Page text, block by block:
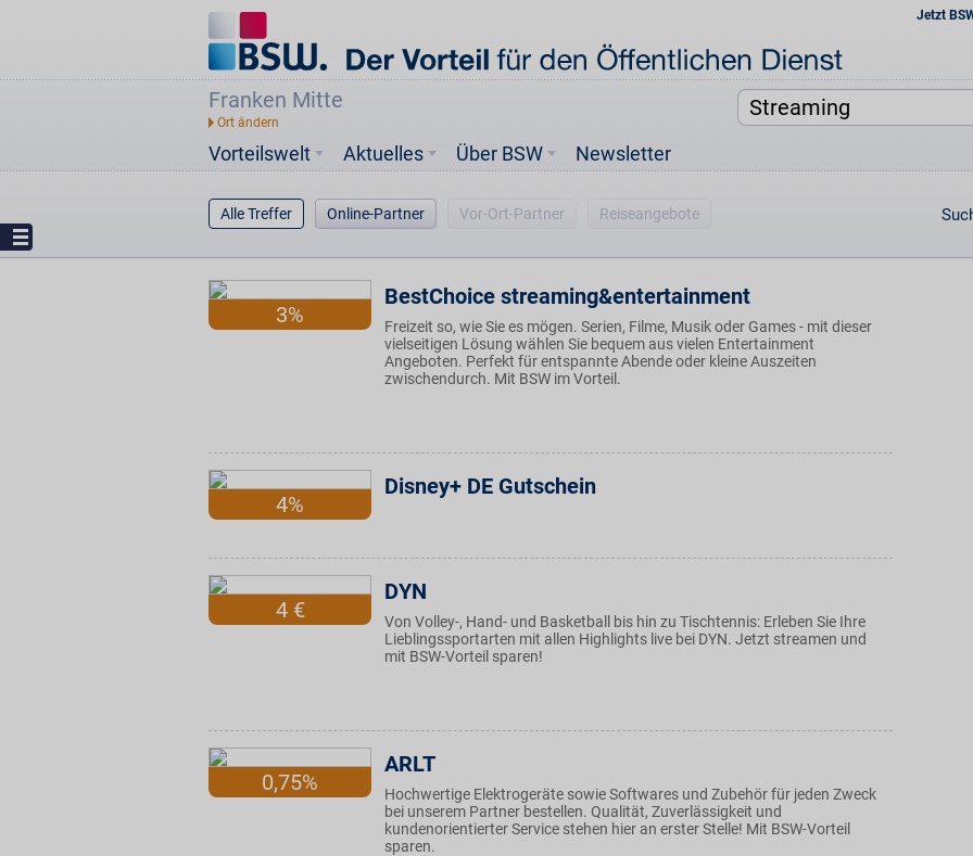
Jetzt
Franken Mitte
Vorteilswelt Aktuelles Über BSW Newsletter
Alle Treffer Online-Partner Vor-Ort-Partner Reiseangebote
3%
BestChoice streaming&entertainment
Freizeit so, wie Sie es mögen. Serien, Filme, Musik oder Games - mit dieser
vielseitigen Lösung wählen Sie bequem aus vielen Entertainment
Angeboten. Perfekt für entspannte Abende oder kleine Auszeiten
zwischendurch. Mit BSW im Vorteil.
4%
Disney+ DE Gutschein
4 €
DYN
Von Volley-, Hand- und Basketball bis hin zu Tischtennis: Erleben Sie Ihre
Lieblingssportarten mit allen Highlights live bei DYN. Jetzt streamen und
mit BSW-Vorteil sparen!
0,75%
ARLT
Hochwertige Elektrogeräte sowie Softwares und Zubehör für jeden Zweck
bei unserem Partner bestellen. Qualität, Zuverlässigkeit und
kundenorientierter Service stehen hier an erster Stelle! Mit BSW-Vorteil
sparen.